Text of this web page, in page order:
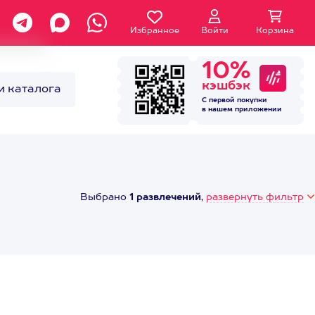
Избранное Войти Корзина
каталога
10%
кэшбэк
С первой покупки
в нашем приложении
Выбрано 1 развлечений, развернуть фильтр